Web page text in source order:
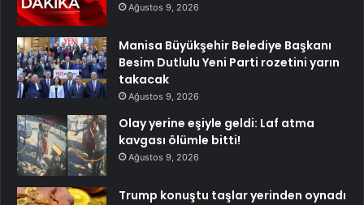
Ağustos 9, 2026
Manisa Büyükşehir Belediye Başkanı
Besim Dutlulu Yeni Parti rozetini yarın
takacak
Ağustos 9, 2026
Olay yerine eşiyle geldi: Laf atma
kavgası ölümle bitti!
Ağustos 9, 2026
Trump konuştu taşlar yerinden oynadı